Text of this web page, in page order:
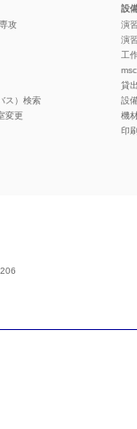
攻
ス）検索
変更
設
演
演
工
貸
設
機
印